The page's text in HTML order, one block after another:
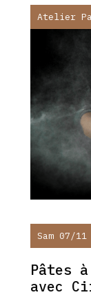
Atelier
Sam 07/11
Pâtes
avec